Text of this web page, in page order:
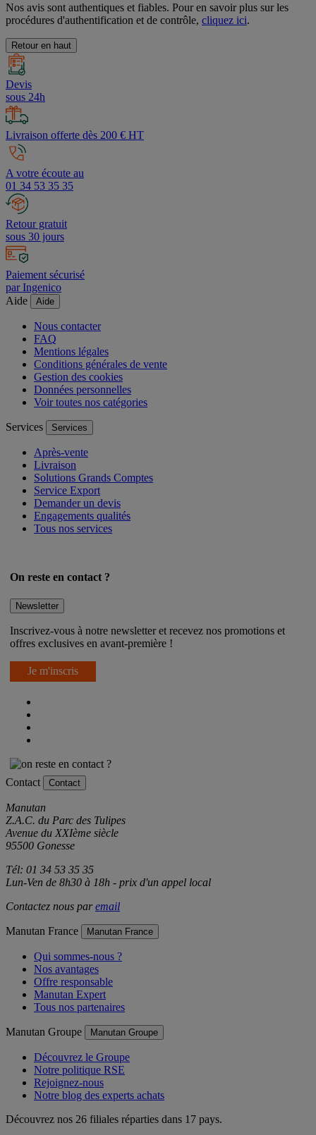
Nos avis sont authentiques et fiables. Pour en savoir plus sur les
procédures d'authentification et de contrôle, cliquez ici.
Retour en haut
Devis
sous 24h
Livraison offerte dès 200 € HT
A votre écoute au
01 34 53 35 35
Retour gratuit
sous 30 jours
Paiement sécurisé
par Ingenico
Aide
Aide
Nous contacter
FAQ
Mentions légales
Conditions générales de vente
Gestion des cookies
Données personnelles
Voir toutes nos catégories
Services Services
Après-vente
Livraison
Solutions Grands Comptes
Service Export
Demander un devis
Engagements qualités
Tous nos services
On reste en contact ?
Newsletter
Inscrivez-vous à notre newsletter et recevez nos promotions et
offres exclusives en avant-première !
Je m'inscris
Contact Contact
Manutan
Z.A.C. du Parc des Tulipes
Avenue du XXIème siècle
95500 Gonesse
Tél: 01 34 53 35 35
Lun-Ven de 8h30 à 18h - prix d'un appel local
Contactez nous paremail
Manutan France Manutan France
Qui sommes-nous ?
Nos avantages
Offre responsable
Manutan Expert
Tous nos partenaires
Manutan Groupe Manutan Groupe
Découvrez le Groupe
Notre politique RSE
Rejoignez-nous
Notre blog des experts achats
Découvrez nos 26 filiales réparties dans 17 pays.